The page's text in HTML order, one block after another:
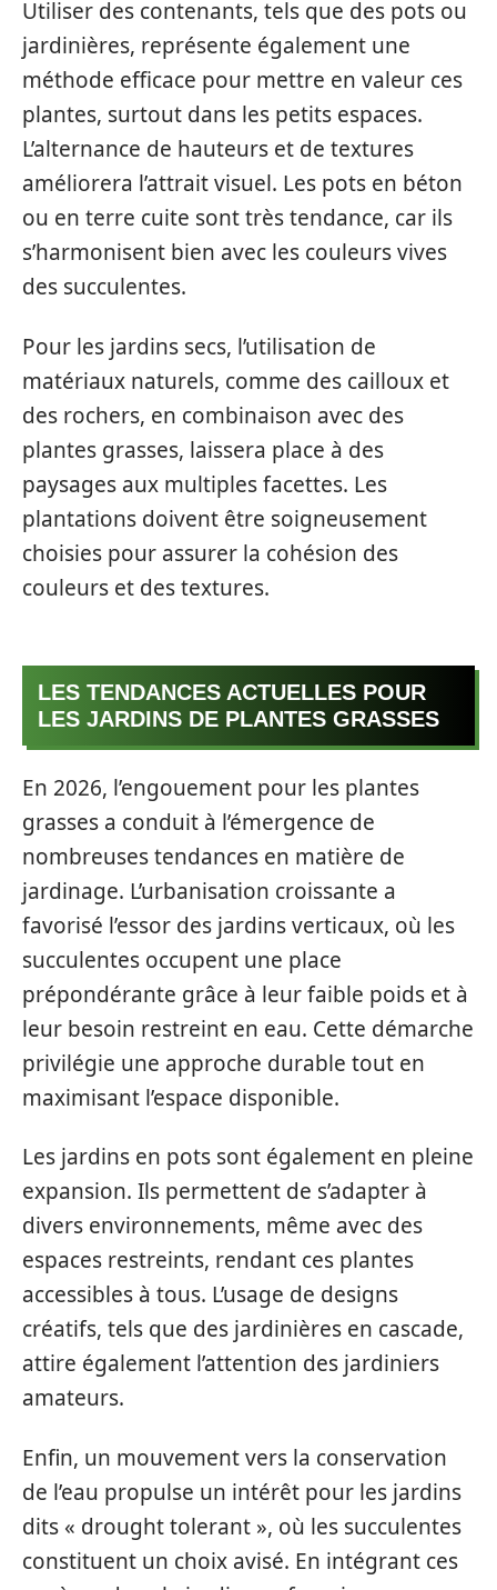
Utiliser des contenants, tels que des pots ou
jardinières, représente également une
méthode efficace pour mettre en valeur ces
plantes, surtout dans les petits espaces.
L’alternance de hauteurs et de textures
améliorera l’attrait visuel. Les pots en béton
ou en terre cuite sont très tendance, car ils
s’harmonisent bien avec les couleurs vives
des succulentes.
Pour les jardins secs, l’utilisation de
matériaux naturels, comme des cailloux et
des rochers, en combinaison avec des
plantes grasses, laissera place à des
paysages aux multiples facettes. Les
plantations doivent être soigneusement
choisies pour assurer la cohésion des
couleurs et des textures.
LES TENDANCES ACTUELLES POUR
LES JARDINS DE PLANTES GRASSES
En 2026, l’engouement pour les plantes
grasses a conduit à l’émergence de
nombreuses tendances en matière de
jardinage. L’urbanisation croissante a
favorisé l’essor des jardins verticaux, où les
succulentes occupent une place
prépondérante grâce à leur faible poids et à
leur besoin restreint en eau. Cette démarche
privilégie une approche durable tout en
maximisant l’espace disponible.
Les jardins en pots sont également en pleine
expansion. Ils permettent de s’adapter à
divers environnements, même avec des
espaces restreints, rendant ces plantes
accessibles à tous. L’usage de designs
créatifs, tels que des jardinières en cascade,
attire également l’attention des jardiniers
amateurs.
Enfin, un mouvement vers la conservation
de l’eau propulse un intérêt pour les jardins
dits « drought tolerant », où les succulentes
constituent un choix avisé. En intégrant ces